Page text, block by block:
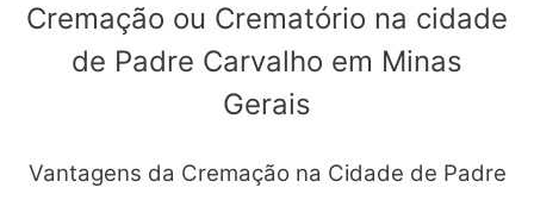
Cremação ou Crematório na cidade
de Padre Carvalho em Minas
Gerais
Vantagens da Cremação na Cidade de Padre